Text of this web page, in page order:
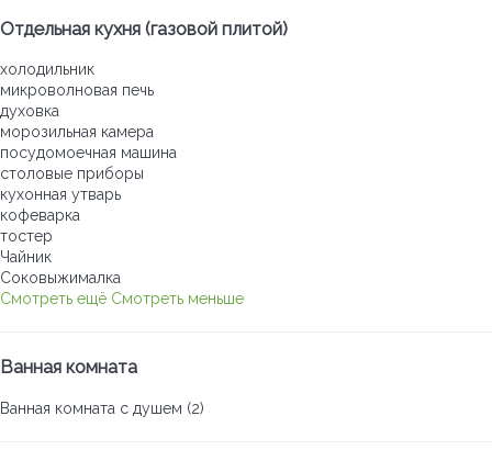
Отдельная кухня (газовой плитой)
холодильник
микроволновая печь
духовка
морозильная камера
посудомоечная машина
столовые приборы
кухонная утварь
кофеварка
тостер
Чайник
Соковыжималка
Смотреть ещё Смотреть меньше
Ванная комната
Ванная комната с душем (2)